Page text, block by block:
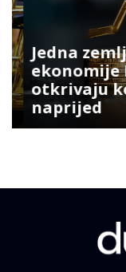
Jedna
ekonomije
otkrivaju ko
naprijed